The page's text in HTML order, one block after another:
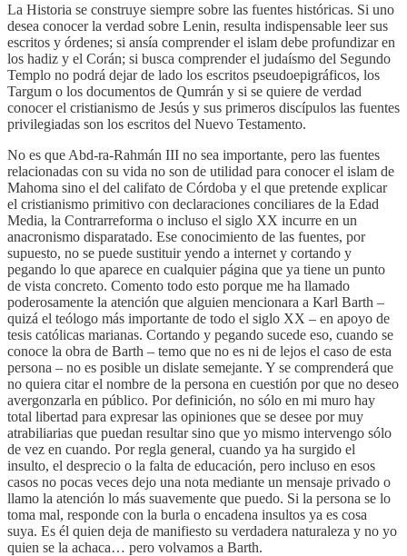
La Historia se construye siempre sobre las fuentes históricas. Si uno
desea conocer la verdad sobre Lenin, resulta indispensable leer sus
escritos y órdenes; si ansía comprender el islam debe profundizar en
los hadiz y el Corán; si busca comprender el judaísmo del Segundo
Templo no podrá dejar de lado los escritos pseudoepigráficos, los
Targum o los documentos de Qumrán y si se quiere de verdad
conocer el cristianismo de Jesús y sus primeros discípulos las fuentes
privilegiadas son los escritos del Nuevo Testamento.
​No es que Abd-ra-Rahmán III no sea importante, pero las fuentes
relacionadas con su vida no son de utilidad para conocer el islam de
Mahoma sino el del califato de Córdoba y el que pretende explicar
el cristianismo primitivo con declaraciones conciliares de la Edad
Media, la Contrarreforma o incluso el siglo XX incurre en un
anacronismo disparatado. Ese conocimiento de las fuentes, por
supuesto, no se puede sustituir yendo a internet y cortando y
pegando lo que aparece en cualquier página que ya tiene un punto
de vista concreto. Comento todo esto porque me ha llamado
poderosamente la atención que alguien mencionara a Karl Barth –
quizá el teólogo más importante de todo el siglo XX – en apoyo de
tesis católicas marianas. Cortando y pegando sucede eso, cuando se
conoce la obra de Barth – temo que no es ni de lejos el caso de esta
persona – no es posible un dislate semejante. Y se comprenderá que
no quiera citar el nombre de la persona en cuestión por que no deseo
avergonzarla en público. Por definición, no sólo en mi muro hay
total libertad para expresar las opiniones que se desee por muy
atrabiliarias que puedan resultar sino que yo mismo intervengo sólo
de vez en cuando. Por regla general, cuando ya ha surgido el
insulto, el desprecio o la falta de educación, pero incluso en esos
casos no pocas veces dejo una nota mediante un mensaje privado o
llamo la atención lo más suavemente que puedo. Si la persona se lo
toma mal, responde con la burla o encadena insultos ya es cosa
suya. Es él quien deja de manifiesto su verdadera naturaleza y no yo
quien se la achaca… pero volvamos a Barth.